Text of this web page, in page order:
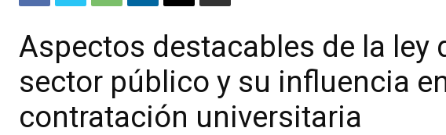
Aspectos destacables de la ley
sector público y su influencia
contratación universitaria